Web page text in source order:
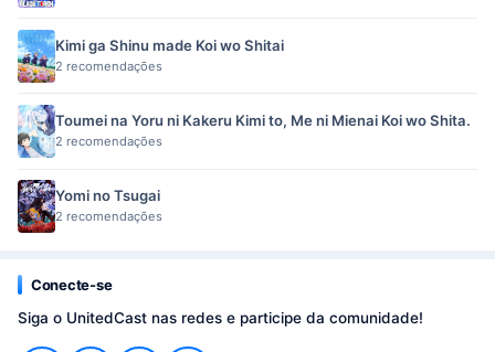
Kimi ga Shinu made Koi wo Shitai
2 recomendações
Toumei na Yoru ni Kakeru Kimi to, Me ni Mienai Koi wo Shita.
2 recomendações
Yomi no Tsugai
2 recomendações
Conecte-se
Siga o UnitedCast nas redes e participe da comunidade!